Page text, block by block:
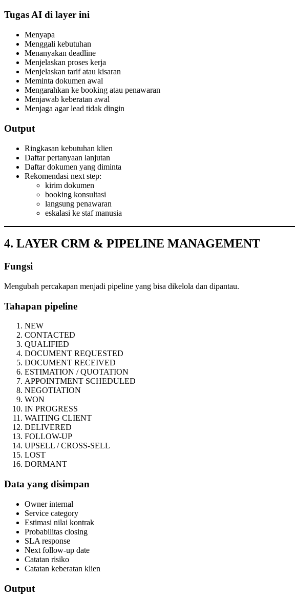
Tugas AI di layer ini
Menyapa
Menggali kebutuhan
Menanyakan deadline
Menjelaskan proses kerja
Menjelaskan tarif atau kisaran
Meminta dokumen awal
Mengarahkan ke booking atau penawaran
Menjawab keberatan awal
Menjaga agar lead tidak dingin
Output
Ringkasan kebutuhan klien
Daftar pertanyaan lanjutan
Daftar dokumen yang diminta
Rekomendasi next step:
kirim dokumen
booking konsultasi
langsung penawaran
eskalasi ke staf manusia
4. LAYER CRM & PIPELINE MANAGEMENT
Fungsi
Mengubah percakapan menjadi pipeline yang bisa dikelola dan dipantau.
Tahapan pipeline
NEW
CONTACTED
QUALIFIED
DOCUMENT REQUESTED
DOCUMENT RECEIVED
ESTIMATION / QUOTATION
APPOINTMENT SCHEDULED
NEGOTIATION
WON
IN PROGRESS
WAITING CLIENT
DELIVERED
FOLLOW-UP
UPSELL / CROSS-SELL
LOST
DORMANT
Data yang disimpan
Owner internal
Service category
Estimasi nilai kontrak
Probabilitas closing
SLA response
Next follow-up date
Catatan risiko
Catatan keberatan klien
Output